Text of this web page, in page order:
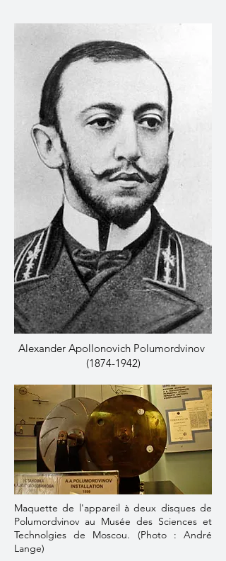
Alexander Apollonovich Polumordvinov
(1874-1942)
Maquette de l'appareil à deux disques de
Polumordvinov au Musée des Sciences et
Technolgies de Moscou. (Photo : André
Lange)